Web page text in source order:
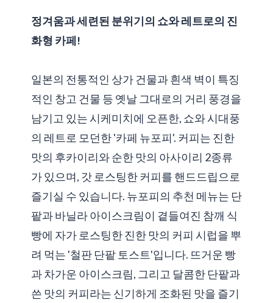
정겨움과 세련된 분위기의 쇼와 레트로의 진
화형 카페!
일본의 전통적인 상가 건물과 흰색 벽이 특징
적인 창고 건물 등 옛날 그대로의 거리 풍경을
남기고 있는 시케미치에 오픈한, 쇼와 시대풍
의 레트로 모던한 '카페 뉴포피'. 커피는 진한
맛의 후카이리와 순한 맛의 아사이리 2종류
가 있으며, 갓 로스팅한 커피를 핸드드립으로
즐기실 수 있습니다. 뉴포피의 추천 메뉴는 단
팥과 바닐라 아이스크림이 곁들여진 참깨 식
빵에 자가 로스팅한 진한 맛의 커피 시럽을 뿌
려 먹는 '철판 단팥 토스트'입니다. 뜨거운 빵
과 차가운 아이스크림, 그리고 달콤한 단팥과
쓴 맛의 커피라는 신기하게 조화된 맛을 즐기